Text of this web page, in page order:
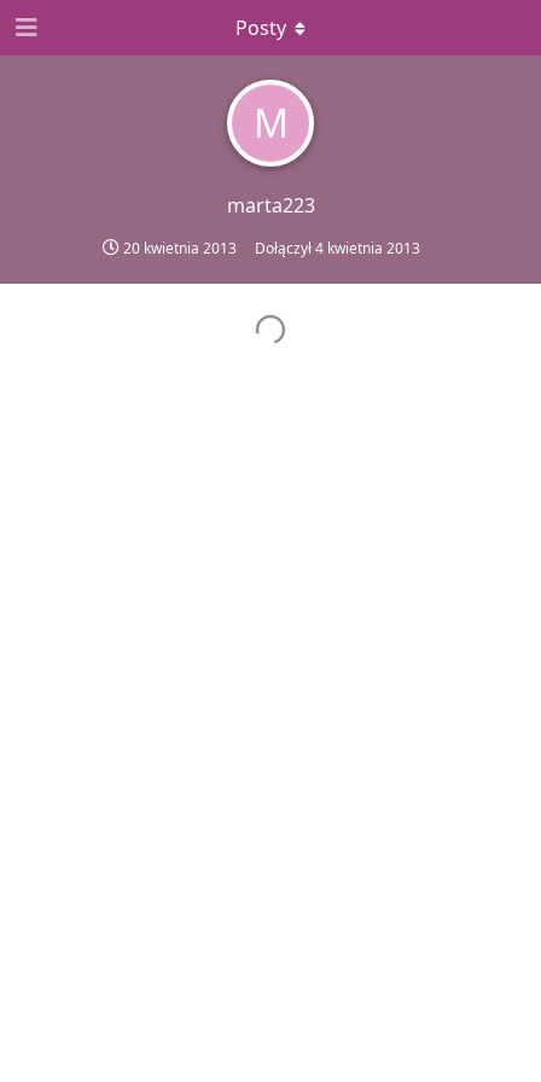
M
marta223
20 kwietnia 2013 Dołączył4 kwietnia 2013
Posty